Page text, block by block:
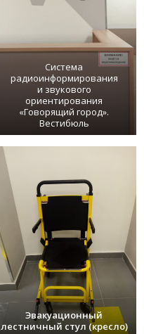
Система
радиоинформирования
и звукового
ориентирования
«Говорящий город».
Вестибюль
Эвакуационный
лестничный стул (кресло)